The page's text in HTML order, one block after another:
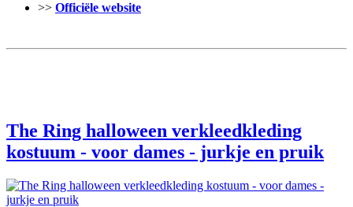
>> Officiële website
The Ring halloween verkleedkleding
kostuum - voor dames - jurkje en pruik